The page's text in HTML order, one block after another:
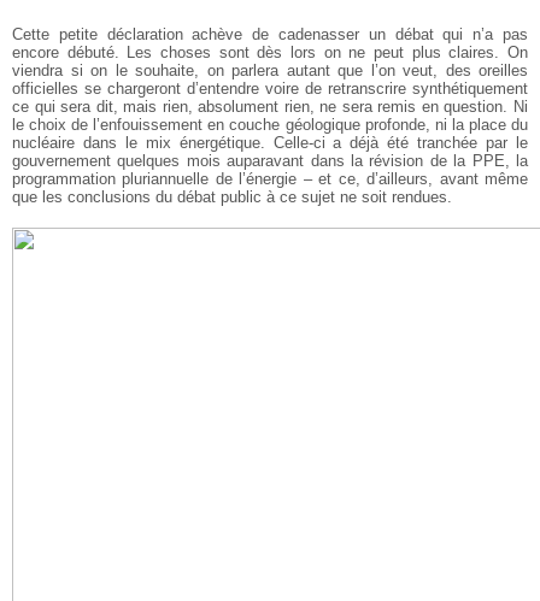
Cette petite déclaration achève de cadenasser un débat qui n’a pas
encore débuté. Les choses sont dès lors on ne peut plus claires. On
viendra si on le souhaite, on parlera autant que l’on veut, des oreilles
officielles se chargeront d’entendre voire de retranscrire synthétiquement
ce qui sera dit, mais rien, absolument rien, ne sera remis en question. Ni
le choix de l’enfouissement en couche géologique profonde, ni la place du
nucléaire dans le mix énergétique. Celle-ci a déjà été tranchée par le
gouvernement quelques mois auparavant dans la révision de la PPE, la
programmation pluriannuelle de l’énergie – et ce, d’ailleurs, avant même
que les conclusions du débat public à ce sujet ne soit rendues.